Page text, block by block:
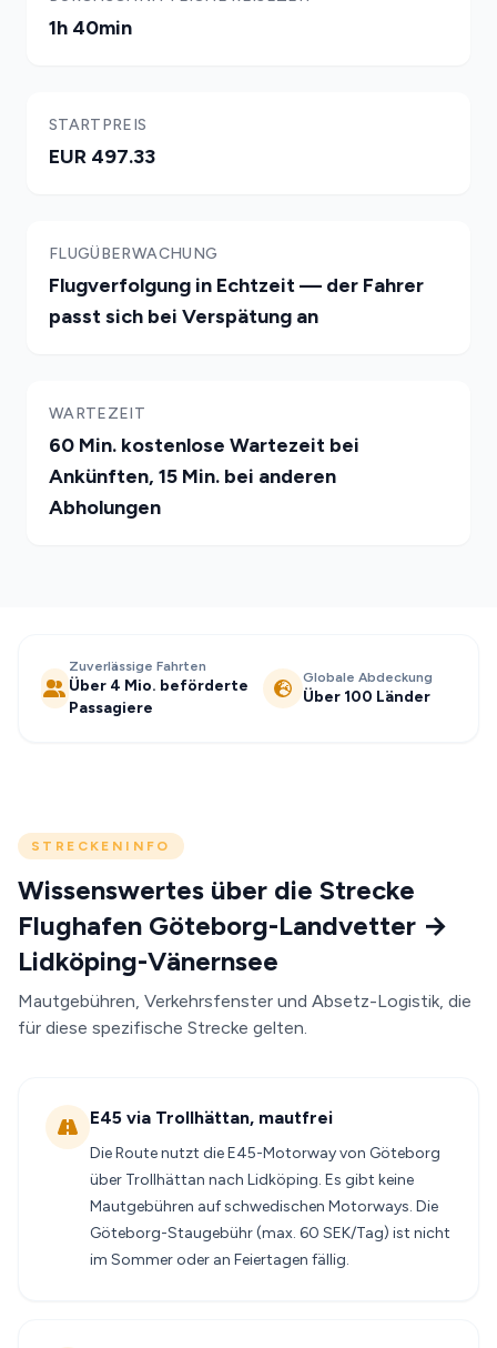
1h 40min
STARTPREIS
EUR 497.33
FLUGÜBERWACHUNG
Flugverfolgung in Echtzeit — der Fahrer
passt sich bei Verspätung an
WARTEZEIT
60 Min. kostenlose Wartezeit bei
Ankünften, 15 Min. bei anderen
Abholungen
Zuverlässige Fahrten
Über 4 Mio. beförderte
Passagiere
Globale Abdeckung
Über 100 Länder
STRECKENINFO
Wissenswertes über die Strecke
Flughafen Göteborg-Landvetter →
Lidköping-Vänernsee
Mautgebühren, Verkehrsfenster und Absetz-Logistik, die
für diese spezifische Strecke gelten.
E45 via Trollhättan, mautfrei
Die Route nutzt die E45-Motorway von Göteborg
über Trollhättan nach Lidköping. Es gibt keine
Mautgebühren auf schwedischen Motorways. Die
Göteborg-Staugebühr (max. 60 SEK/Tag) ist nicht
im Sommer oder an Feiertagen fällig.